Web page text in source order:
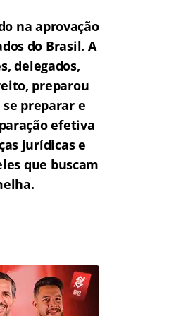
na aprovação
do Brasil. A
delegados,
preparou
preparar e
efetiva
jurídicas e
que buscam